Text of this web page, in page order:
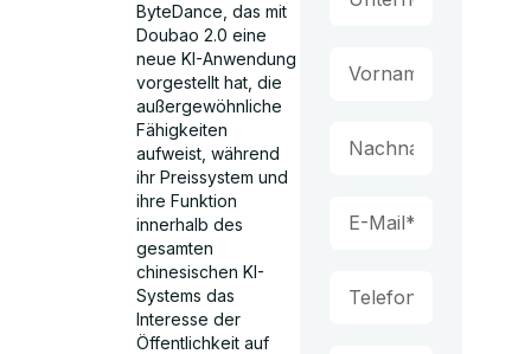
ByteDance, das mit
Doubao 2.0 eine
neue KI-Anwendung
vorgestellt hat, die
außergewöhnliche
Fähigkeiten
aufweist, während
ihr Preissystem und
ihre Funktion
innerhalb des
gesamten
chinesischen KI-
Systems das
Interesse der
Öffentlichkeit auf